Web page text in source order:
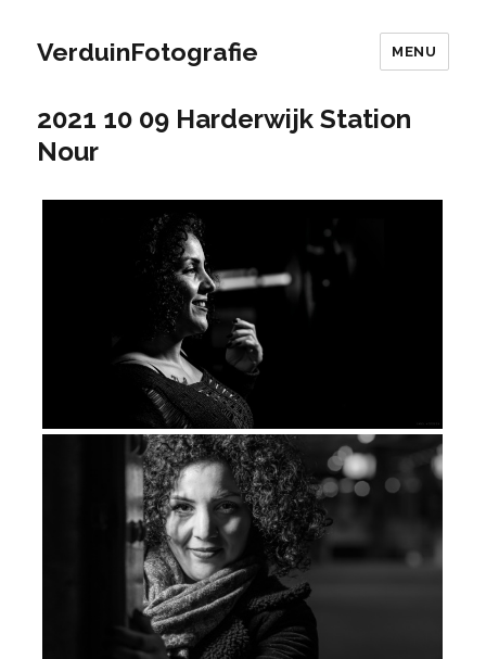
VerduinFotografie MENU
2021 10 09 Harderwijk Station
Nour